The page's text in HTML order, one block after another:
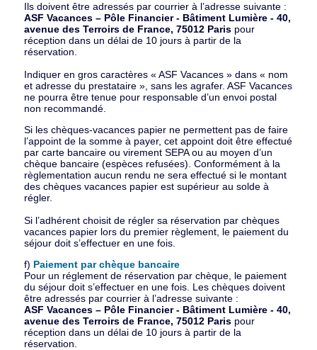
Ils doivent être adressés par courrier à l’adresse suivante :
ASF Vacances – Pôle Financier - Bâtiment Lumière - 40,
avenue des Terroirs de France, 75012 Parispour
réception dans un délai de 10 jours à partir de la
réservation.
Indiquer en gros caractères « ASF Vacances » dans « nom
et adresse du prestataire », sans les agrafer. ASF Vacances
ne pourra être tenue pour responsable d’un envoi postal
non recommandé.
Si les chèques-vacances papier ne permettent pas de faire
l’appoint de la somme à payer, cet appoint doit être effectué
par carte bancaire ou virement SEPA ou au moyen d’un
chèque bancaire (espèces refusées). Conformément à la
règlementation aucun rendu ne sera effectué si le montant
des chèques vacances papier est supérieur au solde à
régler.
Si l’adhérent choisit de régler sa réservation par chèques
vacances papier lors du premier règlement, le paiement du
séjour doit s’effectuer en une fois.
f) Paiement par chèque bancaire
Pour un réglement de réservation par chèque, le paiement
du séjour doit s’effectuer en une fois. Les chèques doivent
être adressés par courrier à l’adresse suivante :
ASF Vacances – Pôle Financier - Bâtiment Lumière - 40,
avenue des Terroirs de France, 75012 Parispour
réception dans un délai de 10 jours à partir de la
réservation.